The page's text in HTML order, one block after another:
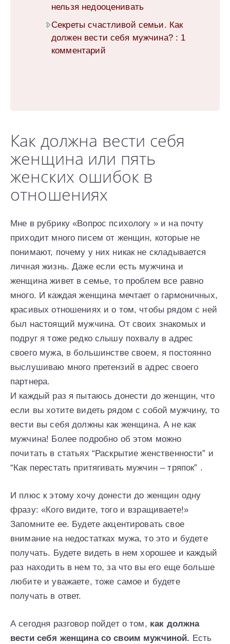
нельзя недооценивать
Секреты счастливой семьи. Как
должен вести себя мужчина? : 1
комментарий
Как должна вести себя
женщина или пять
женских ошибок в
отношениях
Мне в рубрику «Вопрос психологу » и на почту
приходит много писем от женщин, которые не
понимают, почему у них никак не складывается
личная жизнь. Даже если есть мужчина и
женщина живет в семье, то проблем все равно
много. И каждая женщина мечтает о гармоничных,
красивых отношениях и о том, чтобы рядом с ней
был настоящий мужчина. От своих знакомых и
подруг я тоже редко слышу похвалу в адрес
своего мужа, в большинстве своем, я постоянно
выслушиваю много претензий в адрес своего
партнера.
И каждый раз я пытаюсь донести до женщин, что
если вы хотите видеть рядом с собой мужчину, то
вести вы себя должны как женщина. А не как
мужчина! Более подробно об этом можно
почитать в статьях “Раскрытие женственности” и
“Как перестать притягивать мужчин – тряпок” .
И плюс к этому хочу донести до женщин одну
фразу: «Кого видите, того и взращиваете!»
Запомните ее. Будете акцентировать свое
внимание на недостатках мужа, то это и будете
получать. Будете видеть в нем хорошее и каждый
раз находить в нем то, за что вы его еще больше
любите и уважаете, тоже самое и будете
получать в ответ.
А сегодня разговор пойдет о том, как должна
вести себя женщина со своим мужчиной. Есть